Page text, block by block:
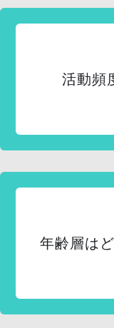
活動頻
年齢層は